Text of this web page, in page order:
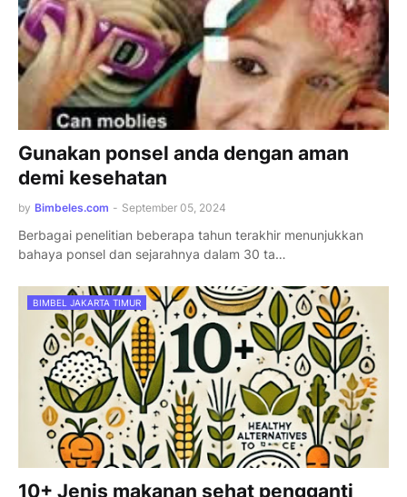
Gunakan ponsel anda dengan aman
demi kesehatan
by Bimbeles.com - September 05, 2024
Berbagai penelitian beberapa tahun terakhir menunjukkan
bahaya ponsel dan sejarahnya dalam 30 ta…
BIMBEL JAKARTA TIMUR
10+ Jenis makanan sehat pengganti